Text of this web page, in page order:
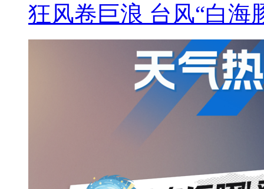
狂风卷巨浪 台风“白海